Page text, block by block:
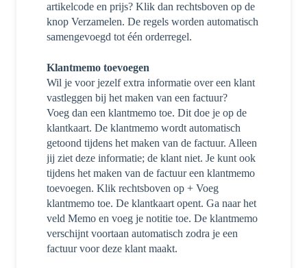
artikelcode en prijs? Klik dan rechtsboven op de
knop Verzamelen. De regels worden automatisch
samengevoegd tot één orderregel.
Klantmemo toevoegen
Wil je voor jezelf extra informatie over een klant
vastleggen bij het maken van een factuur?
Voeg dan een klantmemo toe. Dit doe je op de
klantkaart. De klantmemo wordt automatisch
getoond tijdens het maken van de factuur. Alleen
jij ziet deze informatie; de klant niet. Je kunt ook
tijdens het maken van de factuur een klantmemo
toevoegen. Klik rechtsboven op + Voeg
klantmemo toe. De klantkaart opent. Ga naar het
veld Memo en voeg je notitie toe. De klantmemo
verschijnt voortaan automatisch zodra je een
factuur voor deze klant maakt.